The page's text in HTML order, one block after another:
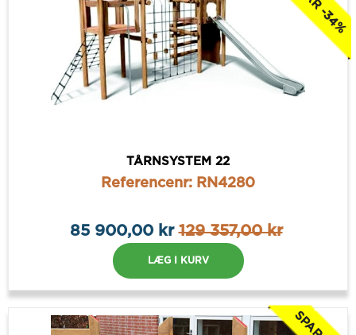
TÅRNSYSTEM 22
Referencenr: RN4280
85 900,00 kr129 357,00 kr
LÆG I KURV